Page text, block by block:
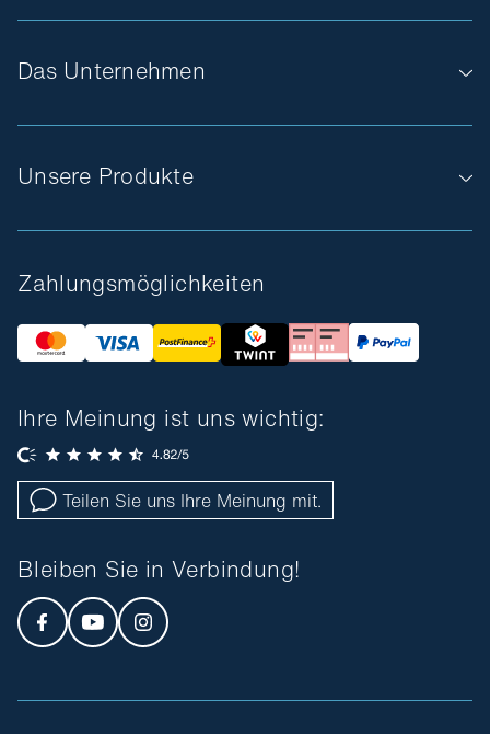
Das Unternehmen
Unsere Produkte
Zahlungsmöglichkeiten
Ihre Meinung ist uns wichtig:
Teilen Sie uns Ihre Meinung mit.
Bleiben Sie in Verbindung!